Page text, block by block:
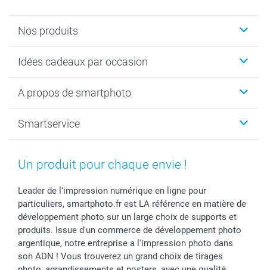
Nos produits
Calendrier photo & Agenda photo
Tirage photo & agrandissement
Faire-part & Cartes
Coques smartphone
Cadres photo & accessoires déco
Dénicheur d'idées cadeau
Idées cadeaux par occasion
Anniversaire
Naissance & baptême
Fête des Mères
Communion
Baptême
Toussaint
Rentrée des classes
Saint-Valentin
A propos de smartphoto
Plan du site
Droit de rétraction
Vie privée
Gestion des cookies
Tarifs
Partenariats & Influence
Investisseurs
Smartservice
Aide
smartfriends
Livraison
Modes de paiement
Grandes quantités
Statut de ma commande
Un produit pour chaque envie !
Leader de l'impression numérique en ligne pour
particuliers, smartphoto.fr est LA référence en matière de
développement photo sur un large choix de supports et
produits. Issue d'un commerce de développement photo
argentique, notre entreprise a l'impression photo dans
son ADN ! Vous trouverez un grand choix de tirages